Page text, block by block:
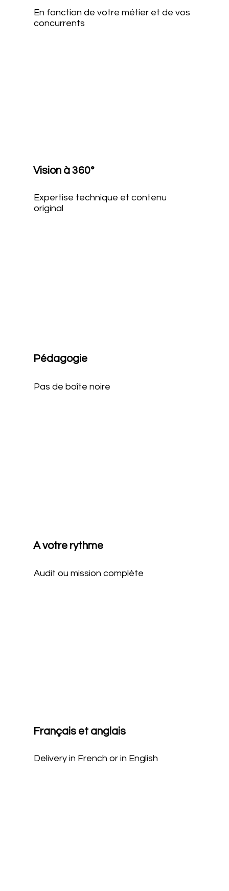
En fonction de votre métier et de vos
concurrents
Vision à 360°
Expertise technique et contenu
original
Pédagogie
Pas de boîte noire
A votre rythme
Audit ou mission complète
Français et anglais
Delivery in French or in English